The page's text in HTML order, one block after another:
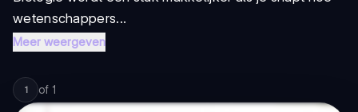
wetenschappers...
Meer weergeven
1 of 1